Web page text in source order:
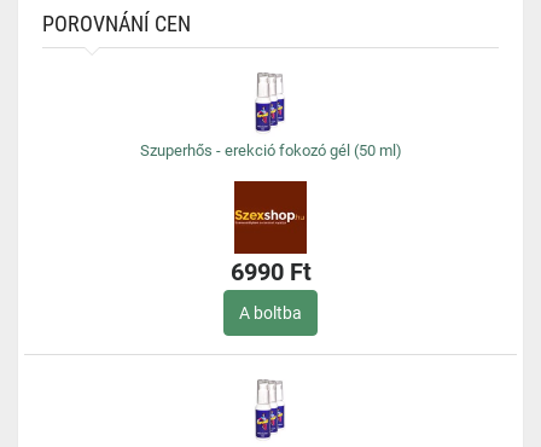
POROVNÁNÍ CEN
Szuperhős - erekció fokozó gél (50 ml)
6990 Ft
A boltba